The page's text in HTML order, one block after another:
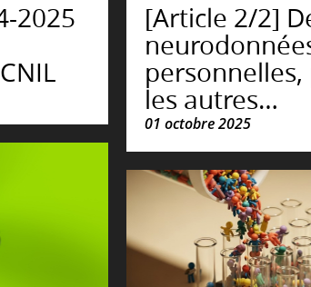
2025
[Article 2/2]
les autres…
01 octobre 2025